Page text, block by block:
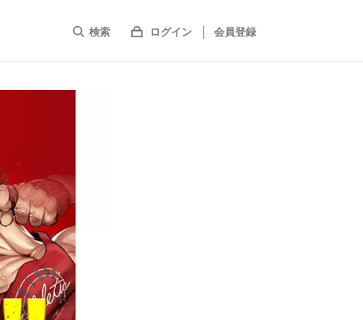
検索 ログイン 会員登録